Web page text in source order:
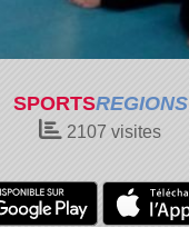
SPORTSREGIONS
2107 visites